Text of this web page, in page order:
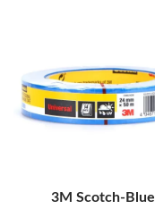
3M Scotch-Blue